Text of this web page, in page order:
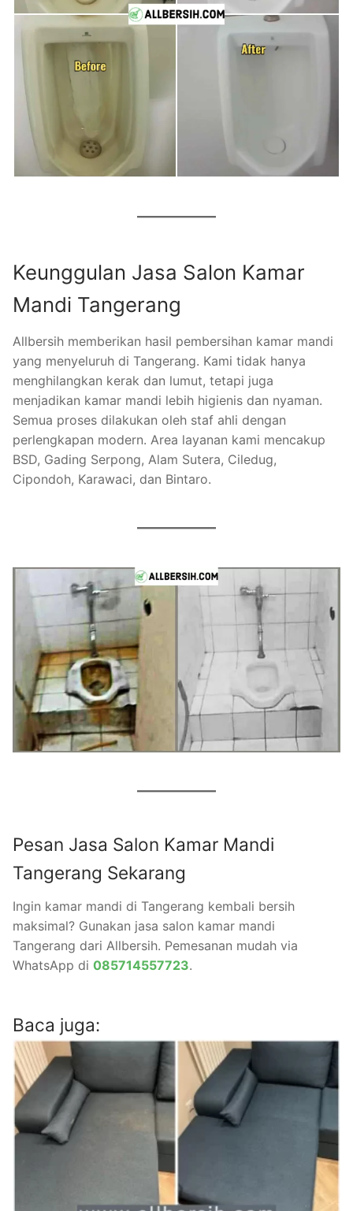
Keunggulan Jasa Salon Kamar
Mandi Tangerang
Allbersih memberikan hasil pembersihan kamar mandi
yang menyeluruh di Tangerang. Kami tidak hanya
menghilangkan kerak dan lumut, tetapi juga
menjadikan kamar mandi lebih higienis dan nyaman.
Semua proses dilakukan oleh staf ahli dengan
perlengkapan modern. Area layanan kami mencakup
BSD, Gading Serpong, Alam Sutera, Ciledug,
Cipondoh, Karawaci, dan Bintaro.
Pesan Jasa Salon Kamar Mandi
Tangerang Sekarang
Ingin kamar mandi di Tangerang kembali bersih
maksimal? Gunakan jasa salon kamar mandi
Tangerang dari Allbersih. Pemesanan mudah via
WhatsApp di 085714557723.
Baca juga: